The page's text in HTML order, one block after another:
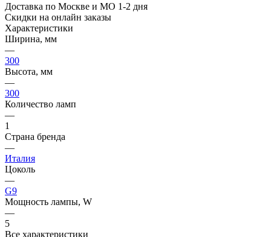
Доставка по Москве и МО 1-2 дня
Скидки на онлайн заказы
Характеристики
Ширина, мм
—
300
Высота, мм
—
300
Количество ламп
—
1
Страна бренда
—
Италия
Цоколь
—
G9
Мощность лампы, W
—
5
Все характеристики